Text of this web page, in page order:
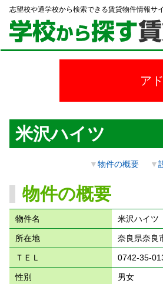
志望校や通学校から検索できる賃貸物件情報サ
ア
米沢ハイツ
▼物件の概要 ▼
物件の概要
物件名 米沢ハイツ
所在地 奈良県奈良
ＴＥＬ 0742-35-
性別 男女